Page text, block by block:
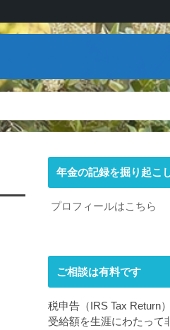
年金の記録を掘り起こ
プロフィールはこちら
ご相談は有料です
税申告（IRS Tax Return
受給額を生涯にわたって